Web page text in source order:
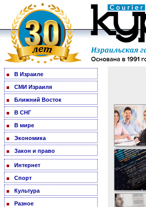
В Израиле
СМИ Израиля
Ближний Восток
В СНГ
В мире
Экономика
Закон и право
Интернет
Спорт
Культура
Разное